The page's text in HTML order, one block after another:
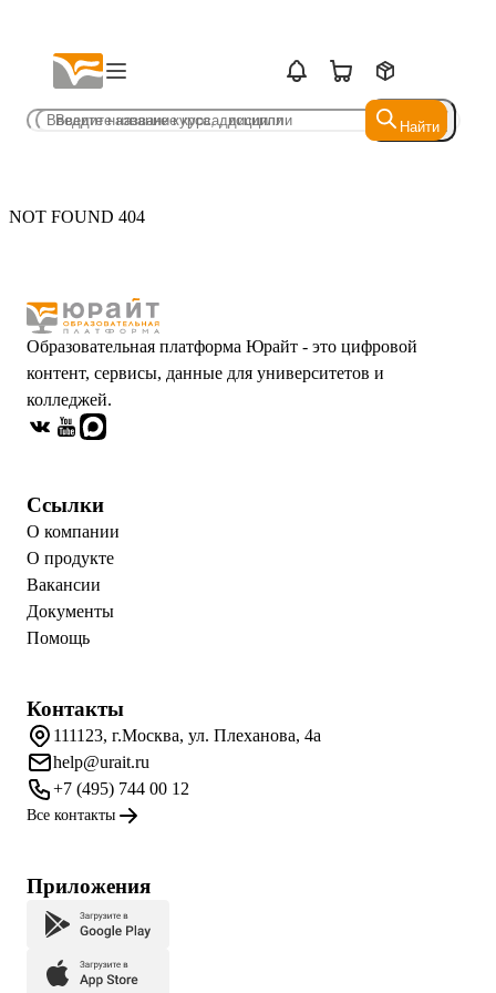
Найти
Найти
NOT FOUND 404
Образовательная платформа Юрайт - это цифровой
контент, сервисы, данные для университетов и
колледжей.
Ссылки
О компании
О продукте
Вакансии
Документы
Помощь
Контакты
111123, г.Москва, ул. Плеханова, 4а
help@urait.ru
+7 (495) 744 00 12
Все контакты
Приложения